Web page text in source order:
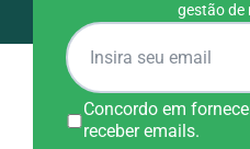
gestão de
Concordo em
receber emails.